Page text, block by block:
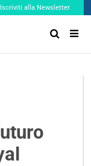
Iscriviti alla Newsletter